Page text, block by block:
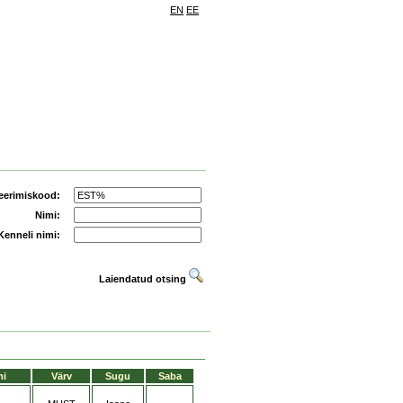
EN EE
Nimi:
nimi:
Laiendatud otsing
Värv Sugu Saba